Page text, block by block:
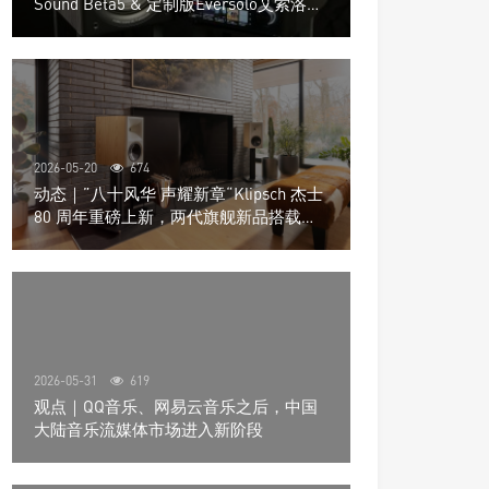
Play音响组合
2026-05-20 674
动态｜”八十风华 声耀新章“Klipsch 杰士
80 周年重磅上新，两代旗舰新品搭载硬
核配置音质再升级
2026-05-31 619
观点｜QQ音乐、网易云音乐之后，中国
大陆音乐流媒体市场进入新阶段